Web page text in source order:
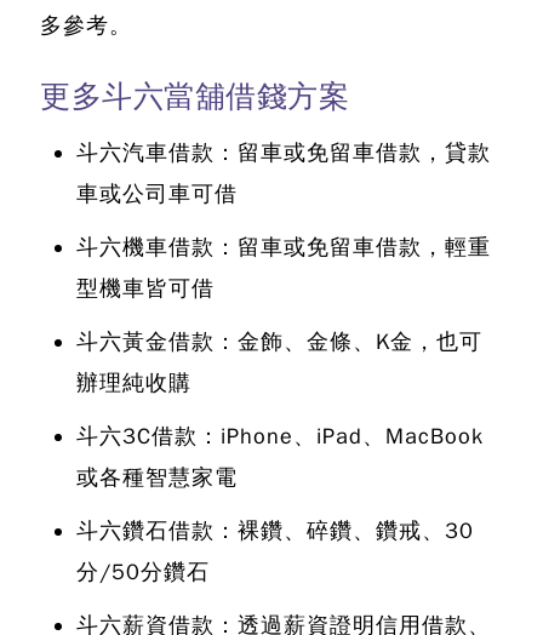
多參考。
更多斗六當舖借錢方案
斗六汽車借款：留車或免留車借款，貸款
車或公司車可借
斗六機車借款：留車或免留車借款，輕重
型機車皆可借
斗六黃金借款：金飾、金條、K金，也可
辦理純收購
斗六3C借款：iPhone、iPad、MacBook
或各種智慧家電
斗六鑽石借款：裸鑽、碎鑽、鑽戒、30
分/50分鑽石
斗六薪資借款：透過薪資證明信用借款、